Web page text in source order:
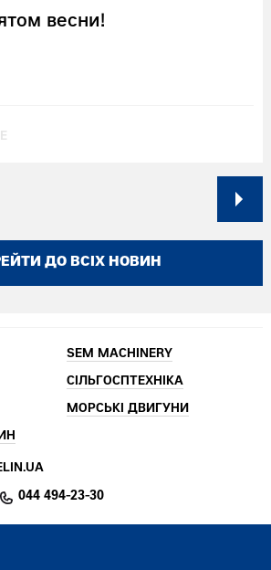
весни!
ДО ВСІХ НОВИН
SEM MACHINERY
СІЛЬГОСПТЕХНІКА
МОРСЬКІ ДВИГУНИ
044 494-23-30